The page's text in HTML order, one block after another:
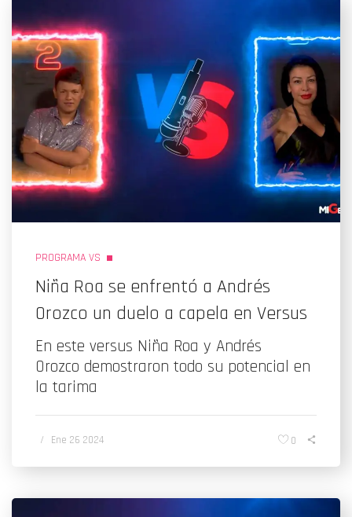
PROGRAMA VS
Niña Roa se enfrentó a Andrés
Orozco un duelo a capela en Versus
En este versus Niña Roa y Andrés
Orozco demostraron todo su potencial en
la tarima
/ Ene 26 2024 0